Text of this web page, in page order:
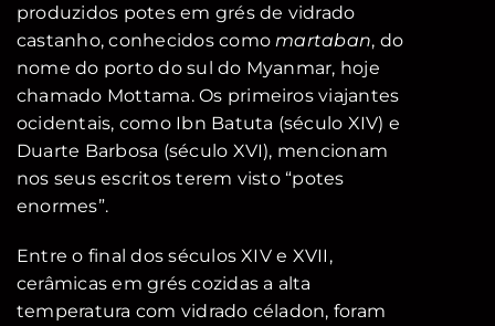
produzidos potes em grés de vidrado
castanho, conhecidos como martaban, do
nome do porto do sul do Myanmar, hoje
chamado Mottama. Os primeiros viajantes
ocidentais, como Ibn Batuta (século XIV) e
Duarte Barbosa (século XVI), mencionam
nos seus escritos terem visto “potes
enormes”.
Entre o final dos séculos XIV e XVII,
cerâmicas em grés cozidas a alta
temperatura com vidrado céladon, foram